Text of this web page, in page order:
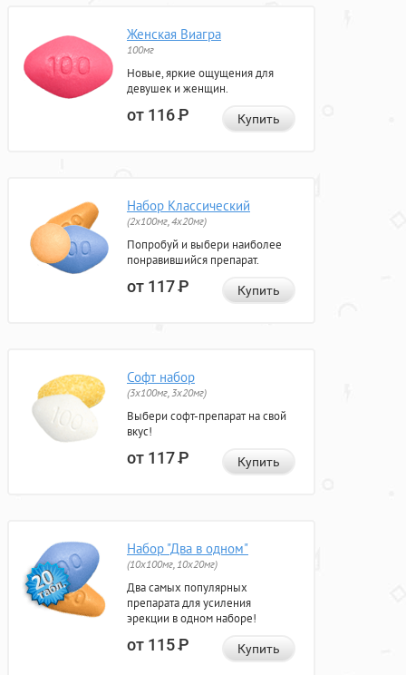
Женская Виагра
100мг
Новые, яркие ощущения для
девушек и женщин.
от 116Р Купить
Набор Классический
(2x100мг, 4x20мг)
Попробуй и выбери наиболее
понравившийся препарат.
от 117Р Купить
Софт набор
(3x100мг, 3x20мг)
Выбери софт-препарат на свой
вкус!
от 117Р Купить
Набор "Два в одном"
(10x100мг, 10x20мг)
Два самых популярных
препарата для усиления
эрекции в одном наборе!
от 115Р Купить